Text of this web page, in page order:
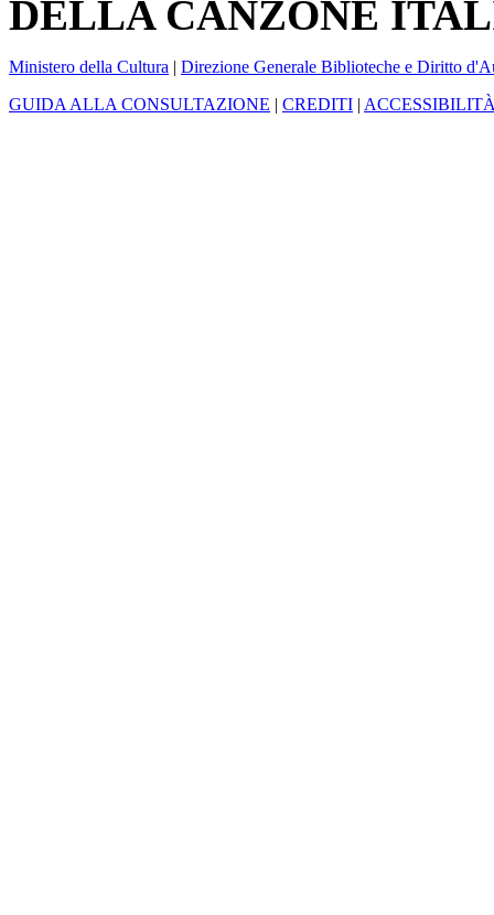
DELLA CANZONE
Ministero della Cultura | Direzione Generale Biblioteche e Diritto
GUIDA ALLA CONSULTAZIONE | CREDITI |